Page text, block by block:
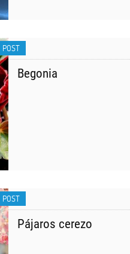
POST
Begonia
POST
Pájaros cerezo